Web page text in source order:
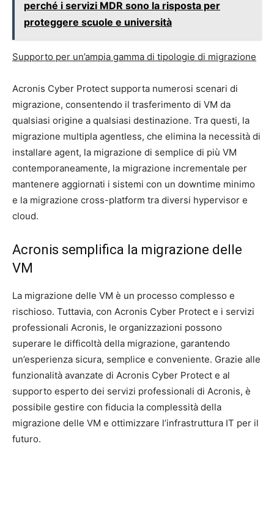
perché i servizi MDR sono la risposta per
proteggere scuole e università
Supporto per un’ampia gamma di tipologie di migrazione
Acronis Cyber Protect supporta numerosi scenari di
migrazione, consentendo il trasferimento di VM da
qualsiasi origine a qualsiasi destinazione. Tra questi, la
migrazione multipla agentless, che elimina la necessità di
installare agent, la migrazione di semplice di più VM
contemporaneamente, la migrazione incrementale per
mantenere aggiornati i sistemi con un downtime minimo
e la migrazione cross-platform tra diversi hypervisor e
cloud.
Acronis semplifica la migrazione delle
VM
La migrazione delle VM è un processo complesso e
rischioso. Tuttavia, con Acronis Cyber Protect e i servizi
professionali Acronis, le organizzazioni possono
superare le difficoltà della migrazione, garantendo
un’esperienza sicura, semplice e conveniente. Grazie alle
funzionalità avanzate di Acronis Cyber Protect e al
supporto esperto dei servizi professionali di Acronis, è
possibile gestire con fiducia la complessità della
migrazione delle VM e ottimizzare l’infrastruttura IT per il
futuro.